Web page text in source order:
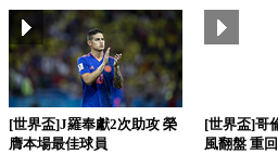
[世界盃]J羅奉獻2次助攻 榮
膺本場最佳球員
[世界盃]哥
風翻盤 重